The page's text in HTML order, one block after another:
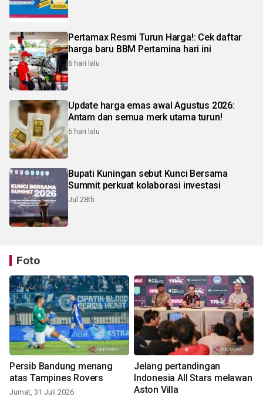
Pertamax Resmi Turun Harga!: Cek daftar
harga baru BBM Pertamina hari ini
6 hari lalu
Update harga emas awal Agustus 2026:
Antam dan semua merk utama turun!
6 hari lalu
Bupati Kuningan sebut Kunci Bersama
Summit perkuat kolaborasi investasi
Jul 28th
Foto
Persib Bandung menang
atas Tampines Rovers
Jumat, 31 Juli 2026
Jelang pertandingan
Indonesia All Stars melawan
Aston Villa